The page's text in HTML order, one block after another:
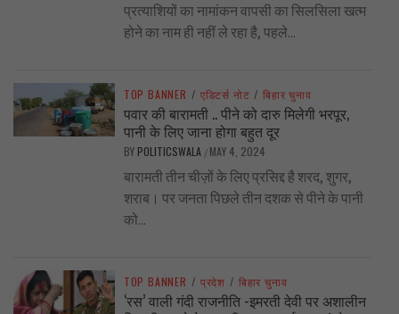
प्रत्याशियों का नामांकन वापसी का सिलसिला खत्म
होने का नाम ही नहीं ले रहा है, पहले...
TOP BANNER / एडिटर्स नोट / बिहार चुनाव
पवार की बारामती .. पीने को दारु मिलेगी भरपूर,
पानी के लिए जाना होगा बहुत दूर
BY POLITICSWALA / MAY 4, 2024
बारामती तीन चीज़ों के लिए प्रसिद्द है शरद, शुगर,
शराब। पर जनता पिछले तीन दशक से पीने के पानी
को...
TOP BANNER / प्रदेश / बिहार चुनाव
‘रस’ वाली गंदी राजनीति -इमरती देवी पर अशालीन